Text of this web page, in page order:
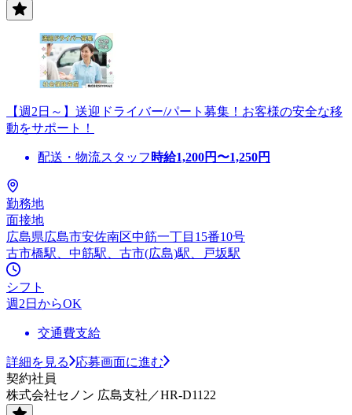
【週2日～】送迎ドライバー/パート募集！お客様の安全な移
動をサポート！
配送・物流スタッフ 時給1,200円〜1,250円
勤務地
面接地
広島県広島市安佐南区中筋一丁目15番10号
古市橋駅、中筋駅、古市(広島)駅、戸坂駅
シフト
週2日からOK
交通費支給
詳細を見る
応募画面に進む
契約社員
株式会社セノン 広島支社／HR-D1122